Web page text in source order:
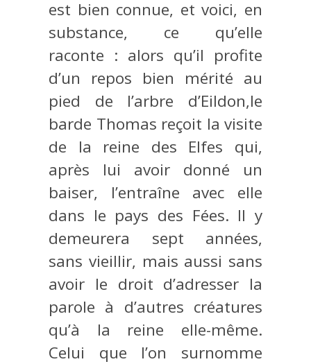
est bien connue, et voici, en
substance, ce qu’elle
raconte : alors qu’il profite
d’un repos bien mérité au
pied de l’arbre d’Eildon,le
barde Thomas reçoit la visite
de la reine des Elfes qui,
après lui avoir donné un
baiser, l’entraîne avec elle
dans le pays des Fées. Il y
demeurera sept années,
sans vieillir, mais aussi sans
avoir le droit d’adresser la
parole à d’autres créatures
qu’à la reine elle-même.
Celui que l’on surnomme